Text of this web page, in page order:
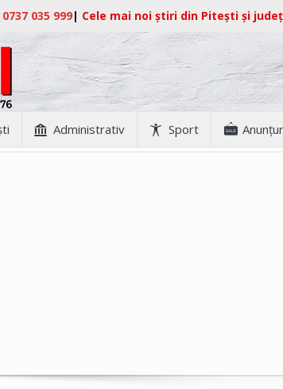
0737 035 999| Cele mai noi știri din Pitești și
Administrativ Sport